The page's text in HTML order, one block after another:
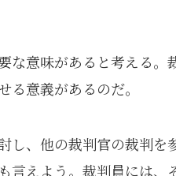
意味があると考える。
意義があるのだ。
し、他の裁判官の裁判を
言えよう。裁判員には、